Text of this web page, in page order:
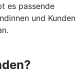
es passende
und Kunden